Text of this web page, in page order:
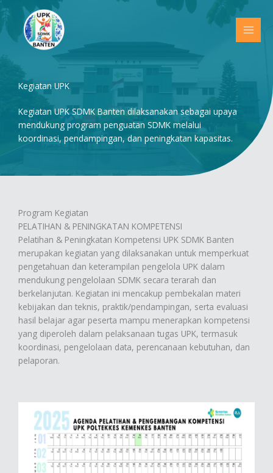
Skip
to
content
Kegiatan UPK
Kegiatan UPK SDMK Banten dilaksanakan sebagai upaya
mendukung program penguatan SDMK melalui
koordinasi, pendampingan, dan peningkatan kapasitas.
Program Kegiatan
PELATIHAN & PENINGKATAN KOMPETENSI
Pelatihan & Peningkatan Kompetensi UPK SDMK Banten
merupakan kegiatan yang dilaksanakan untuk memperkuat
pengetahuan dan keterampilan pengelola UPK dalam
mendukung pengelolaan SDMK secara terarah dan
berkelanjutan. Kegiatan ini mencakup pembekalan materi
kebijakan dan teknis, praktik/pendampingan, serta evaluasi
hasil belajar agar peserta mampu menerapkan kompetensi
yang diperoleh dalam pelaksanaan tugas UPK, termasuk
koordinasi, pengelolaan data, perencanaan kebutuhan, dan
pelaporan.